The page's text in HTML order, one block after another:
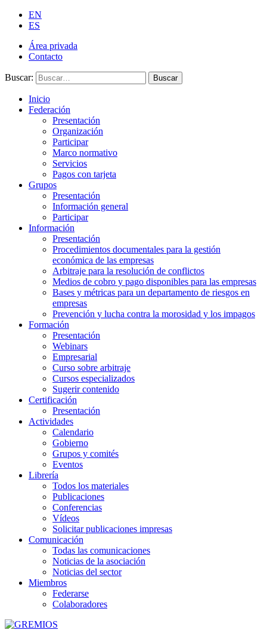
EN
ES
Área privada
Contacto
Buscar: Buscar
Inicio
Federación
Presentación
Organización
Participar
Marco normativo
Servicios
Pagos con tarjeta
Grupos
Presentación
Información general
Participar
Información
Presentación
Procedimientos documentales para la gestión
económica de las empresas
Arbitraje para la resolución de conflictos
Medios de cobro y pago disponibles para las empresas
Bases y métricas para un departamento de riesgos en
empresas
Prevención y lucha contra la morosidad y los impagos
Formación
Presentación
Webinars
Empresarial
Curso sobre arbitraje
Cursos especializados
Sugerir contenido
Certificación
Presentación
Actividades
Calendario
Gobierno
Grupos y comités
Eventos
Librería
Todos los materiales
Publicaciones
Conferencias
Vídeos
Solicitar publicaciones impresas
Comunicación
Todas las comunicaciones
Noticias de la asociación
Noticias del sector
Miembros
Federarse
Colaboradores